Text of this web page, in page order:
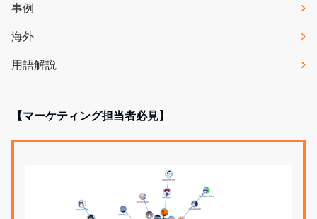
事例
海外
用語解説
【マーケティング担当者必見】